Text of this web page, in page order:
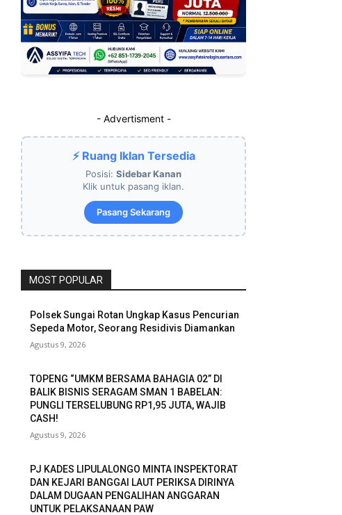
- Advertisment -
⚡ Ruang Iklan Tersedia
Posisi: Sidebar Kanan
Klik untuk pasang iklan.
Pasang Sekarang
MOST POPULAR
Polsek Sungai Rotan Ungkap Kasus Pencurian
Sepeda Motor, Seorang Residivis Diamankan
Agustus 9, 2026
TOPENG “UMKM BERSAMA BAHAGIA 02” DI
BALIK BISNIS SERAGAM SMAN 1 BABELAN:
PUNGLI TERSELUBUNG RP1,95 JUTA, WAJIB
CASH!
Agustus 9, 2026
PJ KADES LIPULALONGO MINTA INSPEKTORAT
DAN KEJARI BANGGAI LAUT PERIKSA DIRINYA
DALAM DUGAAN PENGALIHAN ANGGARAN
UNTUK PELAKSANAAN PAW